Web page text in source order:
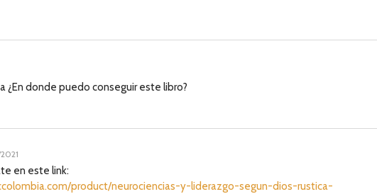
¿En donde puedo conseguir este libro?
en este link:
product/neurociencias-y-liderazgo-segun-dios-rustica-